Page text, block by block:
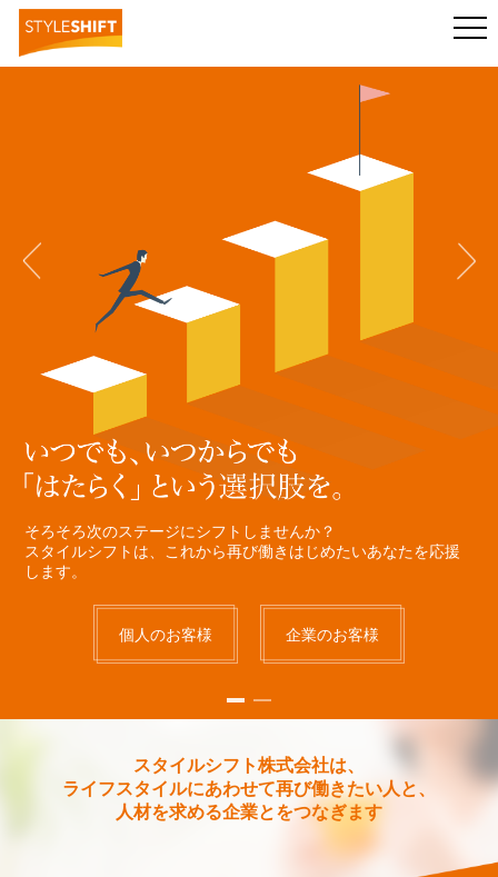
いつでも、いつからでも「はたらく」という選択肢を。 スタイルシフト株式会社
そろそろ次のステージにシフトしませんか？
スタイルシフトは、これから再び働きはじめたいあなたを応援
します。
個人のお客様 企業のお客様
スタイルシフト株式会社は、
ライフスタイルにあわせて再び働きたい人と、
人材を求める企業とをつなぎます